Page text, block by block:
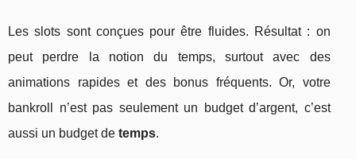
Les slots sont conçues pour être fluides. Résultat : on
peut perdre la notion du temps, surtout avec des
animations rapides et des bonus fréquents. Or, votre
bankroll n’est pas seulement un budget d’argent, c’est
aussi un budget de temps.